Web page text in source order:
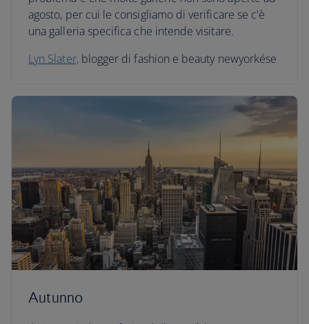
agosto, per cui le consigliamo di verificare se c'è
una galleria specifica che intende visitare.
Lyn Slater,blogger di fashion e beauty newyorkése
Autunno